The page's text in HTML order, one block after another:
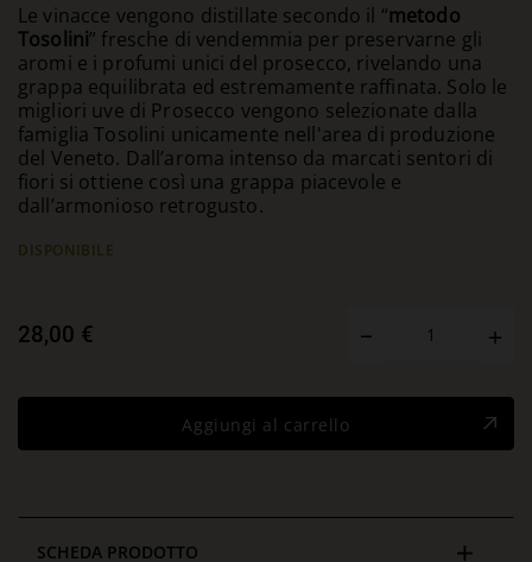
Le vinacce vengono distillate secondo il “metodo
Tosolini” fresche di vendemmia per preservarne gli
aromi e i profumi unici del prosecco, rivelando una
grappa equilibrata ed estremamente raffinata. Solo le
migliori uve di Prosecco vengono selezionate dalla
famiglia Tosolini unicamente nell'area di produzione
del Veneto. Dall’aroma intenso da marcati sentori di
fiori si ottiene così una grappa piacevole e
dall’armonioso retrogusto.
DISPONIBILE
28,00 €
Aggiungi al carrello
SCHEDA PRODOTTO